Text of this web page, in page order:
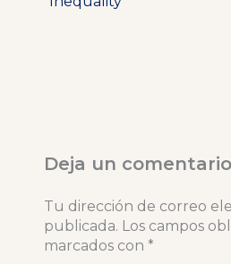
Deja un comentario
Tu dirección de correo
publicada. Los campos
marcados con *